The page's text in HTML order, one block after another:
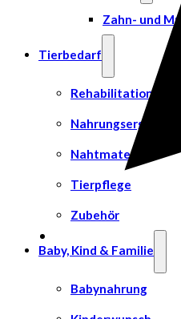
Zahn- und
Tierbedarf
Rehabilitation &
Nahtmaterial
Tierpflege
Zubehör
Baby, Kind & Familie
Babynahrung